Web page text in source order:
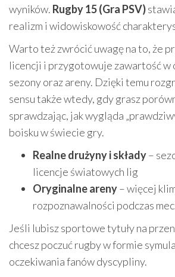
wyników. Rugby 15 (Gra PSV)
realizm i widowiskowość
Warto też zwrócić uwagę na to, że
licencji i przygotowuje zawartość w
sezony oraz areny. Dzięki temu
sensu także wtedy, gdy grasz
sprawdzając, jak wygląda
boisku w świecie gry.
Realne drużyny i składy–
licencje światowych lig
Oryginalne areny– więcej
rozpoznawalności podczas
Jeśli lubisz sportowe tytuły na
chcesz poczuć rugby w formie
oczekiwania fanów dyscypliny.